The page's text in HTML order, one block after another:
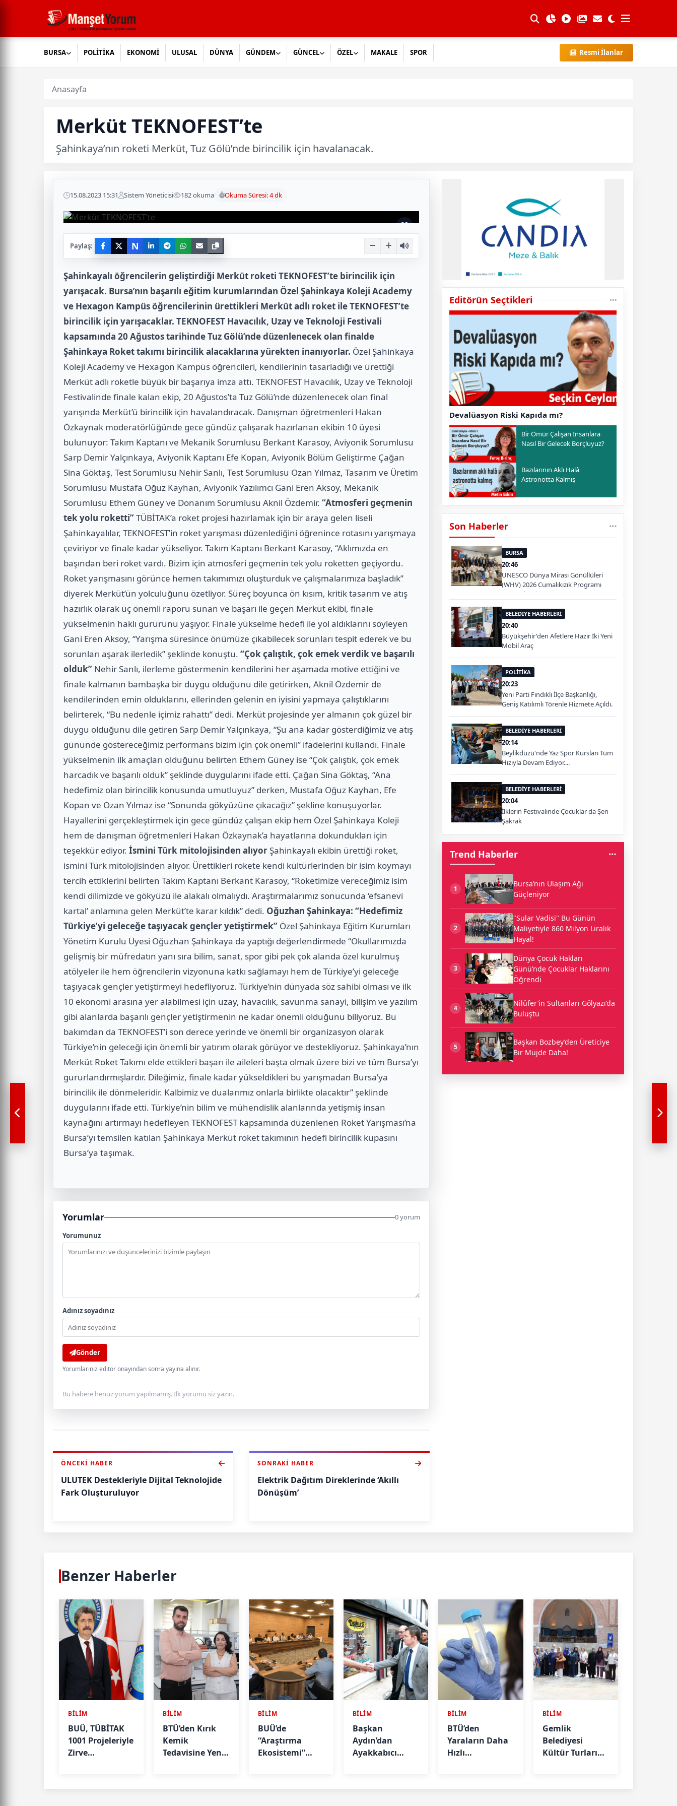
BURSA POLİTİKA EKONOMİ ULUSAL DÜNYA GÜNDEM GÜNCEL ÖZEL MAKALE SPOR Resmi İlanlar
Anasayfa
Merküt TEKNOFEST’te
Şahinkaya’nın roketi Merküt, Tuz Gölü’nde birincilik için havalanacak.
15.08.2023 15:31 Sistem Yöneticisi 182 okuma Okuma Süresi: 4 dk
Paylaş: N
Şahinkayalı öğrencilerin geliştirdiği Merküt roketi TEKNOFEST’te birincilik için
yarışacak. Bursa’nın başarılı eğitim kurumlarından Özel Şahinkaya Koleji Academy
ve Hexagon Kampüs öğrencilerinin ürettikleri Merküt adlı roket ile TEKNOFEST’te
birincilik için yarışacaklar. TEKNOFEST Havacılık, Uzay ve Teknoloji Festivali
kapsamında 20 Ağustos tarihinde Tuz Gölü’nde düzenlenecek olan finalde
Şahinkaya Roket takımı birincilik alacaklarına yürekten inanıyorlar. Özel Şahinkaya
Koleji Academy ve Hexagon Kampüs öğrencileri, kendilerinin tasarladığı ve ürettiği
Merküt adlı roketle büyük bir başarıya imza attı. TEKNOFEST Havacılık, Uzay ve Teknoloji
Festivalinde finale kalan ekip, 20 Ağustos’ta Tuz Gölü’nde düzenlenecek olan final
yarışında Merküt’ü birincilik için havalandıracak. Danışman öğretmenleri Hakan
Özkaynak moderatörlüğünde gece gündüz çalışarak hazırlanan ekibin 10 üyesi
bulunuyor: Takım Kaptanı ve Mekanik Sorumlusu Berkant Karasoy, Aviyonik Sorumlusu
Sarp Demir Yalçınkaya, Aviyonik Kaptanı Efe Kopan, Aviyonik Bölüm Geliştirme Çağan
Sina Göktaş, Test Sorumlusu Nehir Sanlı, Test Sorumlusu Ozan Yılmaz, Tasarım ve Üretim
Sorumlusu Mustafa Oğuz Kayhan, Aviyonik Yazılımcı Gani Eren Aksoy, Mekanik
Sorumlusu Ethem Güney ve Donanım Sorumlusu Aknil Özdemir. “Atmosferi geçmenin
tek yolu roketti”TÜBİTAK’a roket projesi hazırlamak için bir araya gelen liseli
Şahinkayalılar, TEKNOFEST’in roket yarışması düzenlediğini öğrenince rotasını yarışmaya
çeviriyor ve finale kadar yükseliyor. Takım Kaptanı Berkant Karasoy, “Aklımızda en
başından beri roket vardı. Bizim için atmosferi geçmenin tek yolu roketten geçiyordu.
Roket yarışmasını görünce hemen takımımızı oluşturduk ve çalışmalarımıza başladık”
diyerek Merküt’ün yolculuğunu özetliyor. Süreç boyunca ön kısım, kritik tasarım ve atış
hazırlık olarak üç önemli raporu sunan ve başarı ile geçen Merküt ekibi, finale
yükselmenin haklı gururunu yaşıyor. Finale yükselme hedefi ile yol aldıklarını söyleyen
Gani Eren Aksoy, “Yarışma süresince önümüze çıkabilecek sorunları tespit ederek ve bu
sorunları aşarak ilerledik” şeklinde konuştu. “Çok çalıştık, çok emek verdik ve başarılı
olduk” Nehir Sanlı, ilerleme göstermenin kendilerini her aşamada motive ettiğini ve
finale kalmanın bambaşka bir duygu olduğunu dile getirirken, Aknil Özdemir de
kendilerinden emin olduklarını, ellerinden gelenin en iyisini yapmaya çalıştıklarını
belirterek, “Bu nedenle içimiz rahattı” dedi. Merküt projesinde yer almanın çok güzel bir
duygu olduğunu dile getiren Sarp Demir Yalçınkaya, “Şu ana kadar gösterdiğimiz ve atış
gününde göstereceğimiz performans bizim için çok önemli” ifadelerini kullandı. Finale
yükselmenin ilk amaçları olduğunu belirten Ethem Güney ise “Çok çalıştık, çok emek
harcadık ve başarılı olduk” şeklinde duygularını ifade etti. Çağan Sina Göktaş, “Ana
hedefimiz olan birincilik konusunda umutluyuz” derken, Mustafa Oğuz Kayhan, Efe
Kopan ve Ozan Yılmaz ise “Sonunda gökyüzüne çıkacağız” şekline konuşuyorlar.
Hayallerini gerçekleştirmek için gece gündüz çalışan ekip hem Özel Şahinkaya Koleji
hem de danışman öğretmenleri Hakan Özkaynak’a hayatlarına dokundukları için
teşekkür ediyor. İsmini Türk mitolojisinden alıyorŞahinkayalı ekibin ürettiği roket,
ismini Türk mitolojisinden alıyor. Ürettikleri rokete kendi kültürlerinden bir isim koymayı
tercih ettiklerini belirten Takım Kaptanı Berkant Karasoy, “Roketimize vereceğimiz isim
kendi dilimizde ve gökyüzü ile alakalı olmalıydı. Araştırmalarımız sonucunda ‘efsanevi
kartal’ anlamına gelen Merküt’te karar kıldık” dedi. Oğuzhan Şahinkaya: “Hedefimiz
Türkiye’yi geleceğe taşıyacak gençler yetiştirmek” Özel Şahinkaya Eğitim Kurumları
Yönetim Kurulu Üyesi Oğuzhan Şahinkaya da yaptığı değerlendirmede “Okullarımızda
gelişmiş bir müfredatın yanı sıra bilim, sanat, spor gibi pek çok alanda özel kurulmuş
atölyeler ile hem öğrencilerin vizyonuna katkı sağlamayı hem de Türkiye’yi geleceğe
taşıyacak gençler yetiştirmeyi hedefliyoruz. Türkiye’nin dünyada söz sahibi olması ve ilk
10 ekonomi arasına yer alabilmesi için uzay, havacılık, savunma sanayi, bilişim ve yazılım
gibi alanlarda başarılı gençler yetiştirmenin ne kadar önemli olduğunu biliyoruz. Bu
bakımdan da TEKNOFEST’i son derece yerinde ve önemli bir organizasyon olarak
Türkiye’nin geleceği için önemli bir yatırım olarak görüyor ve destekliyoruz. Şahinkaya’nın
Merküt Roket Takımı elde ettikleri başarı ile aileleri başta olmak üzere bizi ve tüm Bursa’yı
gururlandırmışlardır. Dileğimiz, finale kadar yükseldikleri bu yarışmadan Bursa’ya
birincilik ile dönmeleridir. Kalbimiz ve dualarımız onlarla birlikte olacaktır” şeklinde
duygularını ifade etti. Türkiye’nin bilim ve mühendislik alanlarında yetişmiş insan
kaynağını artırmayı hedefleyen TEKNOFEST kapsamında düzenlenen Roket Yarışması’na
Bursa’yı temsilen katılan Şahinkaya Merküt roket takımının hedefi birincilik kupasını
Bursa’ya taşımak.
Yorumlar 0 yorum
Yorumunuz
Adınız soyadınız
Gönder
Yorumlarınız editör onayından sonra yayına alınır.
Bu habere henüz yorum yapılmamış. İlk yorumu siz yazın.
ÖNCEKI HABER
ULUTEK Destekleriyle Dijital Teknolojide
Fark Oluşturuluyor
SONRAKI HABER
Elektrik Dağıtım Direklerinde ‘Akıllı
Dönüşüm’
Editörün Seçtikleri
Devalüasyon Riski Kapıda mı?
Bir Ömür Çalışan İnsanlara
Nasıl Bir Gelecek Borçluyuz?
Bazılarının Aklı Halâ
Astronotta Kalmış
Son Haberler
BURSA
20:46
UNESCO Dünya Mirası Gönüllüleri
(WHV) 2026 Cumalıkızık Programı
Tamamlandı.
BELEDİYE HABERLERİ
20:40
Büyükşehir'den Afetlere Hazır İki Yeni
Mobil Araç
POLİTİKA
20:23
Yeni Parti Fındıklı İlçe Başkanlığı,
Geniş Katılımlı Törenle Hizmete Açıldı.
BELEDİYE HABERLERİ
20:14
Beylikdüzü'nde Yaz Spor Kursları Tüm
Hızıyla Devam Ediyor....
BELEDİYE HABERLERİ
20:04
İlklerin Festivalinde Çocuklar da Şen
Şakrak
Trend Haberler
1
Bursa’nın Ulaşım Ağı
Güçleniyor
2
"Sular Vadisi" Bu Günün
Maliyetiyle 860 Milyon Liralık
Hayal!
3
Dünya Çocuk Hakları
Günü’nde Çocuklar Haklarını
Öğrendi
4
Nilüfer’in Sultanları Gölyazı’da
Buluştu
5
Başkan Bozbey’den Üreticiye
Bir Müjde Daha!
Benzer Haberler
BİLİM
BUÜ, TÜBİTAK
1001 Projeleriyle
Zirve
BİLİM
BTÜ’den Kırık
Kemik
Tedavisine Yeni
BİLİM
BUÜ’de
“Araştırma
Ekosistemi”
BİLİM
Başkan
Aydın’dan
Ayakkabıcı
BİLİM
BTÜ’den
Yaraların Daha
Hızlı
BİLİM
Gemlik
Belediyesi
Kültür Turları